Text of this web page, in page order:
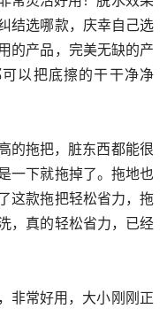
结选哪款，庆幸自己选
的产品，完美无缺的产
以把底擦的干干净净
一下就拖掉了。拖地也
这款拖把轻松省力，拖
，真的轻松省力，已经